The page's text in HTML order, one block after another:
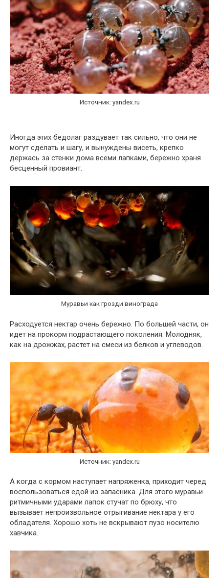
Источник: yandex.ru
Иногда этих бедолаг раздувает так сильно, что они не
могут сделать и шагу, и вынуждены висеть, крепко
держась за стенки дома всеми лапками, бережно храня
бесценный провиант.
Муравьи как грозди винограда
Расходуется нектар очень бережно. По большей части, он
идет на прокорм подрастающего поколения. Молодняк,
как на дрожжах, растет на смеси из белков и углеводов.
Источник: yandex.ru
А когда с кормом наступает напряженка, приходит черед
воспользоваться едой из запасника. Для этого муравьи
ритмичными ударами лапок стучат по брюху, что
вызывает непроизвольное отрыгивание нектара у его
обладателя. Хорошо хоть не вскрывают пузо носителю
хавчика.